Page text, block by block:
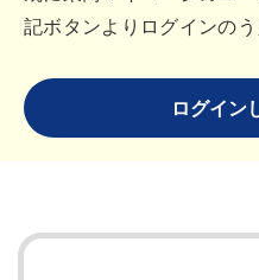
記ボタンよりログインのう
ログイン